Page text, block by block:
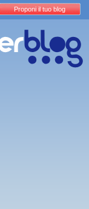
Proponi il tuo blog